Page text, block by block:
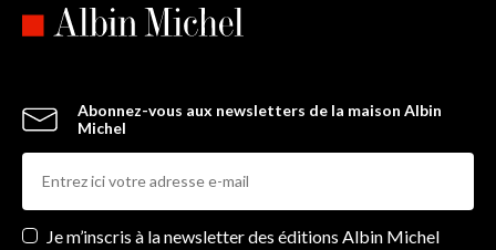
Abonnez-vous aux newsletters de la maison Albin
Michel
Newsletters
Je m’inscris à la newsletter des éditions Albin Michel